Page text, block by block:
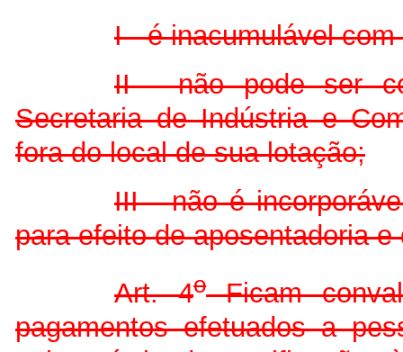
I - é inacumulável
II - não pode ser
Secretaria de Indústria e
fora do local de sua lotação;
III - não é
para efeito de aposentadoria e
Art. 4oFicam
pagamentos efetuados a